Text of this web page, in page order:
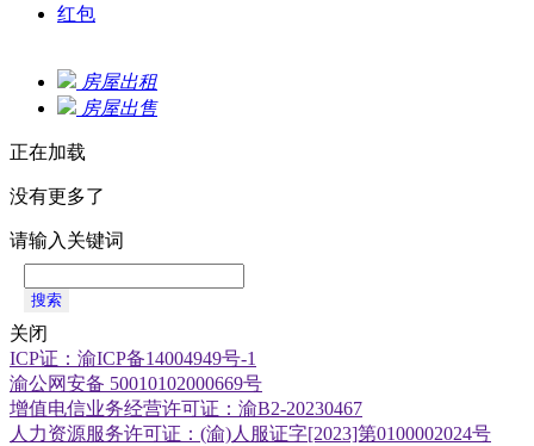
红包
房屋出租
房屋出售
正在加载
没有更多了
请输入关键词
搜索
关闭
ICP证：渝ICP备14004949号-1
渝公网安备 50010102000669号
增值电信业务经营许可证：渝B2-20230467
人力资源服务许可证：(渝)人服证字[2023]第0100002024号